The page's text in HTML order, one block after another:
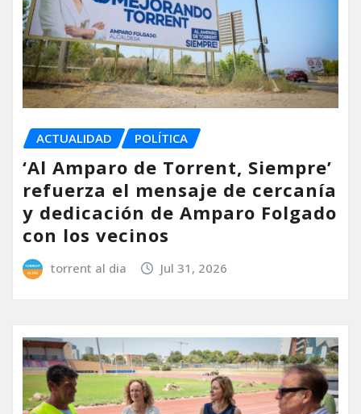
ACTUALIDAD POLÍTICA
‘Al Amparo de Torrent, Siempre’
refuerza el mensaje de cercanía
y dedicación de Amparo Folgado
con los vecinos
torrent al dia Jul 31, 2026